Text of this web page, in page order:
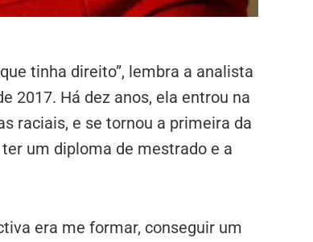
tinha direito”, lembra a analista
2017. Há dez anos, ela entrou na
raciais, e se tornou a primeira da
um diploma de mestrado e a
era me formar, conseguir um